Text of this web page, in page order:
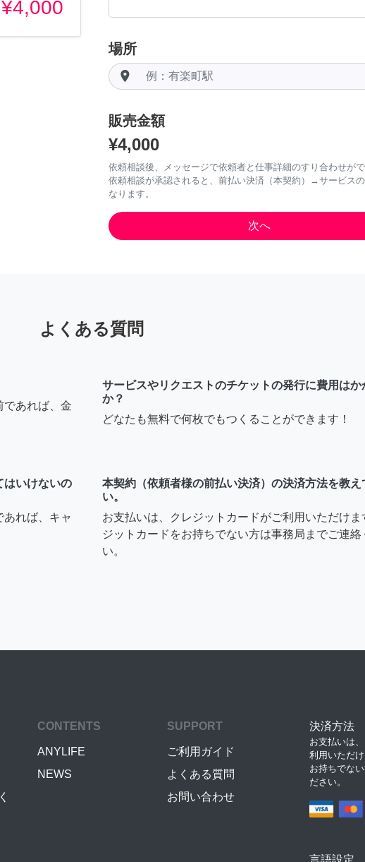
¥4,000
場所
room
販売金額
¥4,000
依頼相談後、メッセージで依頼者と仕事詳細のすり合わせがで
依頼相談が承認されると、前払い決済（本契約）→サービスの
なります。
よくある質問
であれば、金
サービスやリクエストのチケットの発行に費用はか
か？
どなたも無料で何枚でもつくることができます！
はいけないの
れば、キャ
本契約（依頼者様の前払い決済）の決済方法を教え
い。
お支払いは、クレジットカードがご利用いただけま
ジットカードをお持ちでない方は事務局までご連絡
い。
CONTENTS
ANYLIFE
NEWS
SUPPORT
ご利用ガイド
よくある質問
お問い合わせ
決済方法
お支払いは
利用いただ
お持ちでな
ださい。
言語設定